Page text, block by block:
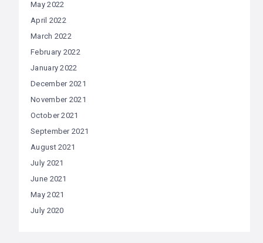
May 2022
April 2022
March 2022
February 2022
January 2022
December 2021
November 2021
October 2021
September 2021
August 2021
July 2021
June 2021
May 2021
July 2020